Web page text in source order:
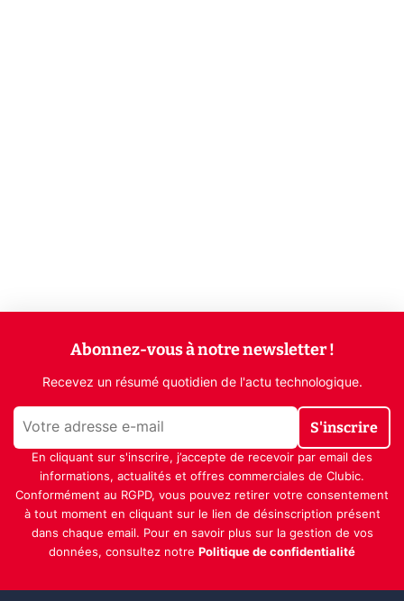
Abonnez-vous à notre newsletter !
Recevez un résumé quotidien de l'actu technologique.
S'inscrire
En cliquant sur s'inscrire, j’accepte de recevoir par email des
informations, actualités et offres commerciales de Clubic.
Conformément au RGPD, vous pouvez retirer votre consentement
à tout moment en cliquant sur le lien de désinscription présent
dans chaque email. Pour en savoir plus sur la gestion de vos
données, consultez notre Politique de confidentialité